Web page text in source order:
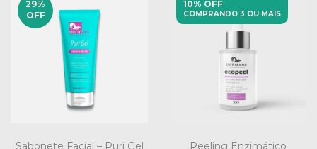
29%
OFF
Sabonete Facial – Puri Gel
10% OFF
COMPRANDO 3 OU MAIS
Peeling Enzimático